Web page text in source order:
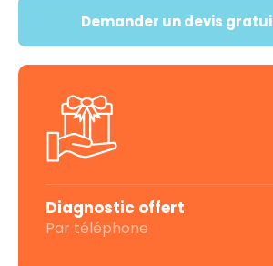
Demander un devis
Diagnostic offert
Par téléphone